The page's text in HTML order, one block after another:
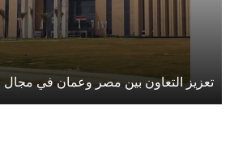
تعزيز التعاون بين مصر وعمان في مجال